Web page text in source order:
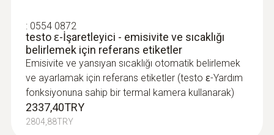
: 0554 0872
testo ɛ-İşaretleyici - emisivite ve sıcaklığı
belirlemek için referans etiketler
Emisivite ve yansıyan sıcaklığı otomatik belirlemek
ve ayarlamak için referans etiketler (testo ɛ-Yardım
fonksiyonuna sahip bir termal kamera kullanarak)
2337,40TRY
2804,88TRY